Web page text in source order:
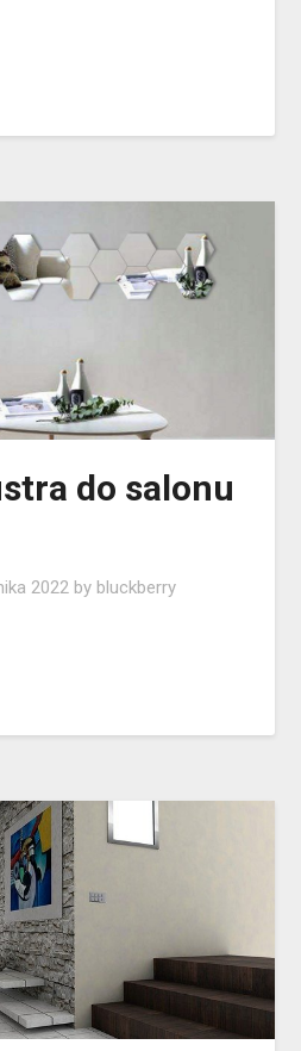
do salonu
2022 by bluckberry